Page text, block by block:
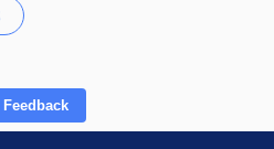
Feedback